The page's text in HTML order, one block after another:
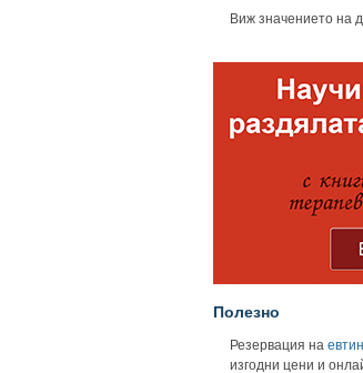
Виж значението на
Полезно
Резервация на
изгодни цени и